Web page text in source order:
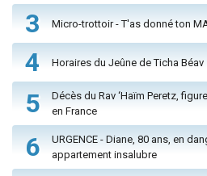
3 Micro-trottoir - T'as donné ton
4 Horaires du Jeûne de Ticha Béav
5
Décès du Rav ‘Haïm Peretz,
en France
6
URGENCE - Diane, 80 ans, en
appartement insalubre